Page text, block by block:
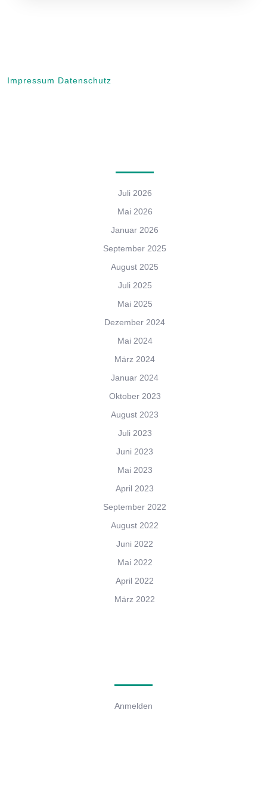
Impressum Datenschutz
Juli 2026
Mai 2026
Januar 2026
September 2025
August 2025
Juli 2025
Mai 2025
Dezember 2024
Mai 2024
März 2024
Januar 2024
Oktober 2023
August 2023
Juli 2023
Juni 2023
Mai 2023
April 2023
September 2022
August 2022
Juni 2022
Mai 2022
April 2022
März 2022
Anmelden